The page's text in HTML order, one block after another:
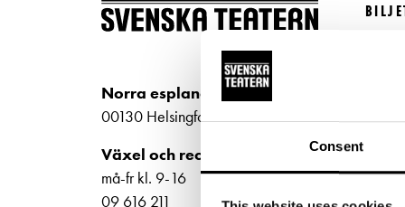
Consent
REPERTOAR & BILJETTER
Kalender
Biljetter
DITT
Textning
Norra esplanaden 2
00130 Helsingfors
Växel och reception
må-fr kl. 9-16
09 616 211
ti-fr